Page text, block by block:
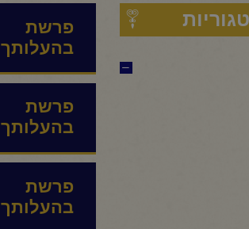
פרשת
בהעלותך
פרשת
בהעלותך
פרשת
בהעלותך